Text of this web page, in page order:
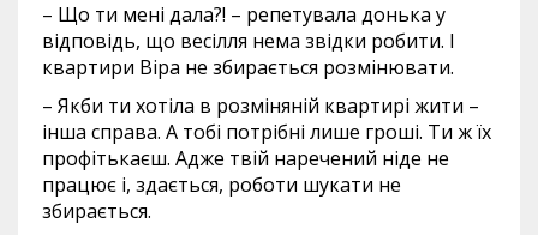
– Що ти мені дала?! – репетувала донька у
відповідь, що весілля нема звідки робити. І
квартири Віра не збирається розмінювати.
– Якби ти хотіла в розміняній квартирі жити –
інша справа. А тобі потрібні лише гроші. Ти ж їх
профітькаєш. Адже твій наречений ніде не
працює і, здається, роботи шукати не
збирається.